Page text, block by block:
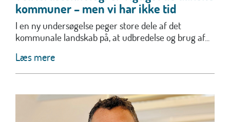
kommuner – men vi har ikke tid
I en ny undersøgelse peger store dele af det
kommunale landskab på, at udbredelse og brug af...
Læs mere